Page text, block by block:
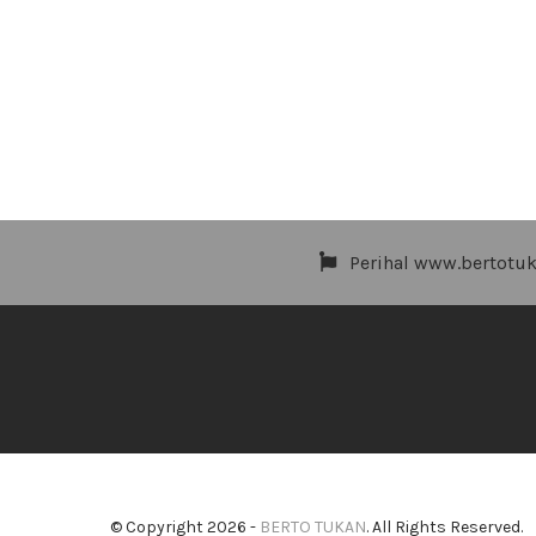
Perihal
© Copyright 2026 - BERTO TUKAN. All Rights Reserved.